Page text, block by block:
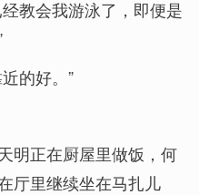
教会我游泳了，即便是
的好。”
明正在厨屋里做饭，何
厅里继续坐在马扎儿